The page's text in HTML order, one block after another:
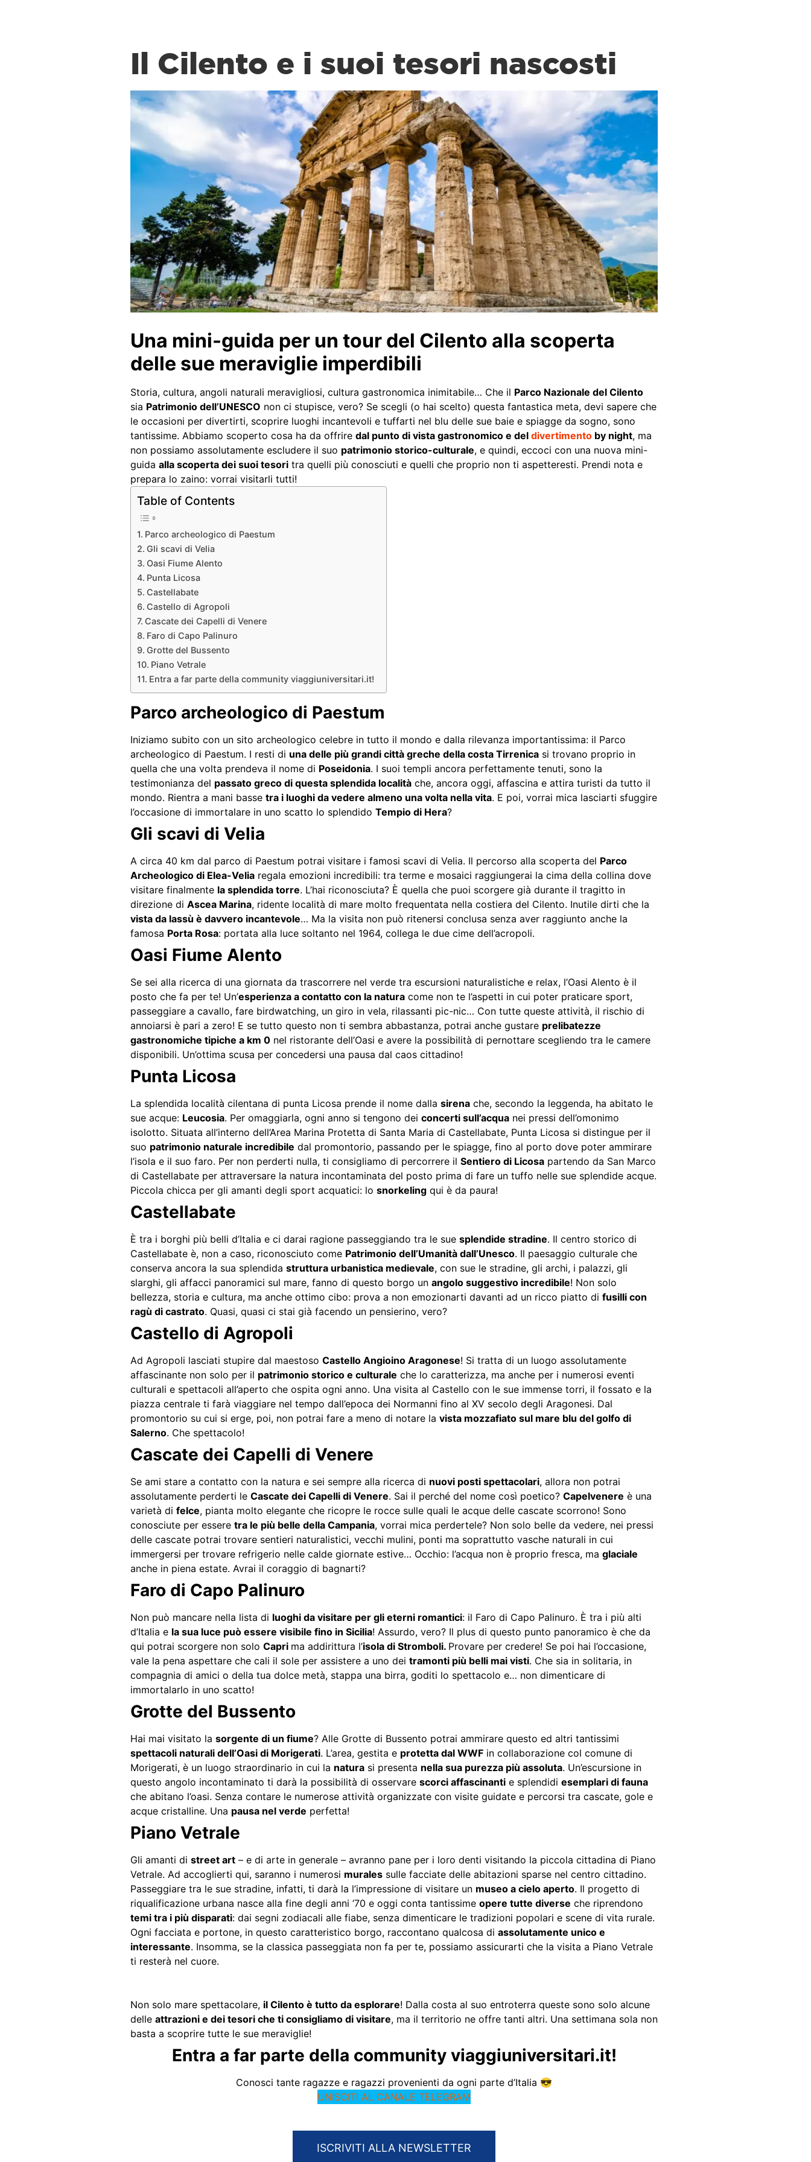
Il Cilento e i suoi tesori nascosti
Una mini-guida per un tour del Cilento alla scoperta
delle sue meraviglie imperdibili
Storia, cultura, angoli naturali meravigliosi, cultura gastronomica inimitabile… Che il Parco Nazionale del Cilento
sia Patrimonio dell’UNESCO non ci stupisce, vero? Se scegli (o hai scelto) questa fantastica meta, devi sapere che
le occasioni per divertirti, scoprire luoghi incantevoli e tuffarti nel blu delle sue baie e spiagge da sogno, sono
tantissime. Abbiamo scoperto cosa ha da offrire dal punto di vista gastronomico e del divertimento by night, ma
non possiamo assolutamente escludere il suo patrimonio storico-culturale, e quindi, eccoci con una nuova mini-
guida alla scoperta dei suoi tesori tra quelli più conosciuti e quelli che proprio non ti aspetteresti. Prendi nota e
prepara lo zaino: vorrai visitarli tutti!
Table of Contents
Parco archeologico di Paestum
Gli scavi di Velia
Oasi Fiume Alento
Punta Licosa
Castellabate
Castello di Agropoli
Cascate dei Capelli di Venere
Faro di Capo Palinuro
Grotte del Bussento
Piano Vetrale
Entra a far parte della community viaggiuniversitari.it!
Parco archeologico di Paestum
Iniziamo subito con un sito archeologico celebre in tutto il mondo e dalla rilevanza importantissima: il Parco
archeologico di Paestum. I resti di una delle più grandi città greche della costa Tirrenica si trovano proprio in
quella che una volta prendeva il nome di Poseidonia. I suoi templi ancora perfettamente tenuti, sono la
testimonianza del passato greco di questa splendida località che, ancora oggi, affascina e attira turisti da tutto il
mondo. Rientra a mani basse tra i luoghi da vedere almeno una volta nella vita. E poi, vorrai mica lasciarti sfuggire
l’occasione di immortalare in uno scatto lo splendido Tempio di Hera?
Gli scavi di Velia
A circa 40 km dal parco di Paestum potrai visitare i famosi scavi di Velia. Il percorso alla scoperta del Parco
Archeologico di Elea-Velia regala emozioni incredibili: tra terme e mosaici raggiungerai la cima della collina dove
visitare finalmente la splendida torre. L’hai riconosciuta? È quella che puoi scorgere già durante il tragitto in
direzione di Ascea Marina, ridente località di mare molto frequentata nella costiera del Cilento. Inutile dirti che la
vista da lassù è davvero incantevole… Ma la visita non può ritenersi conclusa senza aver raggiunto anche la
famosa Porta Rosa: portata alla luce soltanto nel 1964, collega le due cime dell’acropoli.
Oasi Fiume Alento
Se sei alla ricerca di una giornata da trascorrere nel verde tra escursioni naturalistiche e relax, l’Oasi Alento è il
posto che fa per te! Un’esperienza a contatto con la natura come non te l’aspetti in cui poter praticare sport,
passeggiare a cavallo, fare birdwatching, un giro in vela, rilassanti pic-nic… Con tutte queste attività, il rischio di
annoiarsi è pari a zero! E se tutto questo non ti sembra abbastanza, potrai anche gustare prelibatezze
gastronomiche tipiche a km 0 nel ristorante dell’Oasi e avere la possibilità di pernottare scegliendo tra le camere
disponibili. Un’ottima scusa per concedersi una pausa dal caos cittadino!
Punta Licosa
La splendida località cilentana di punta Licosa prende il nome dalla sirena che, secondo la leggenda, ha abitato le
sue acque: Leucosia. Per omaggiarla, ogni anno si tengono dei concerti sull’acqua nei pressi dell’omonimo
isolotto. Situata all’interno dell’Area Marina Protetta di Santa Maria di Castellabate, Punta Licosa si distingue per il
suo patrimonio naturale incredibile dal promontorio, passando per le spiagge, fino al porto dove poter ammirare
l’isola e il suo faro. Per non perderti nulla, ti consigliamo di percorrere il Sentiero di Licosa partendo da San Marco
di Castellabate per attraversare la natura incontaminata del posto prima di fare un tuffo nelle sue splendide acque.
Piccola chicca per gli amanti degli sport acquatici: lo snorkeling qui è da paura!
Castellabate
È tra i borghi più belli d’Italia e ci darai ragione passeggiando tra le sue splendide stradine. Il centro storico di
Castellabate è, non a caso, riconosciuto come Patrimonio dell’Umanità dall’Unesco. Il paesaggio culturale che
conserva ancora la sua splendida struttura urbanistica medievale, con sue le stradine, gli archi, i palazzi, gli
slarghi, gli affacci panoramici sul mare, fanno di questo borgo un angolo suggestivo incredibile! Non solo
bellezza, storia e cultura, ma anche ottimo cibo: prova a non emozionarti davanti ad un ricco piatto di fusilli con
ragù di castrato. Quasi, quasi ci stai già facendo un pensierino, vero?
Castello di Agropoli
Ad Agropoli lasciati stupire dal maestoso Castello Angioino Aragonese! Si tratta di un luogo assolutamente
affascinante non solo per il patrimonio storico e culturale che lo caratterizza, ma anche per i numerosi eventi
culturali e spettacoli all’aperto che ospita ogni anno. Una visita al Castello con le sue immense torri, il fossato e la
piazza centrale ti farà viaggiare nel tempo dall’epoca dei Normanni fino al XV secolo degli Aragonesi. Dal
promontorio su cui si erge, poi, non potrai fare a meno di notare la vista mozzafiato sul mare blu del golfo di
Salerno. Che spettacolo!
Cascate dei Capelli di Venere
Se ami stare a contatto con la natura e sei sempre alla ricerca di nuovi posti spettacolari, allora non potrai
assolutamente perderti le Cascate dei Capelli di Venere. Sai il perché del nome così poetico? Capelvenere è una
varietà di felce, pianta molto elegante che ricopre le rocce sulle quali le acque delle cascate scorrono! Sono
conosciute per essere tra le più belle della Campania, vorrai mica perdertele? Non solo belle da vedere, nei pressi
delle cascate potrai trovare sentieri naturalistici, vecchi mulini, ponti ma soprattutto vasche naturali in cui
immergersi per trovare refrigerio nelle calde giornate estive… Occhio: l’acqua non è proprio fresca, ma glaciale
anche in piena estate. Avrai il coraggio di bagnarti?
Faro di Capo Palinuro
Non può mancare nella lista di luoghi da visitare per gli eterni romantici: il Faro di Capo Palinuro. È tra i più alti
d’Italia e la sua luce può essere visibile fino in Sicilia! Assurdo, vero? Il plus di questo punto panoramico è che da
qui potrai scorgere non solo Capri ma addirittura l’isola di Stromboli. Provare per credere! Se poi hai l’occasione,
vale la pena aspettare che cali il sole per assistere a uno dei tramonti più belli mai visti. Che sia in solitaria, in
compagnia di amici o della tua dolce metà, stappa una birra, goditi lo spettacolo e… non dimenticare di
immortalarlo in uno scatto!
Grotte del Bussento
Hai mai visitato la sorgente di un fiume? Alle Grotte di Bussento potrai ammirare questo ed altri tantissimi
spettacoli naturali dell’Oasi di Morigerati. L’area, gestita e protetta dal WWF in collaborazione col comune di
Morigerati, è un luogo straordinario in cui la natura si presenta nella sua purezza più assoluta. Un’escursione in
questo angolo incontaminato ti darà la possibilità di osservare scorci affascinanti e splendidi esemplari di fauna
che abitano l’oasi. Senza contare le numerose attività organizzate con visite guidate e percorsi tra cascate, gole e
acque cristalline. Una pausa nel verde perfetta!
Piano Vetrale
Gli amanti di street art – e di arte in generale – avranno pane per i loro denti visitando la piccola cittadina di Piano
Vetrale. Ad accoglierti qui, saranno i numerosi murales sulle facciate delle abitazioni sparse nel centro cittadino.
Passeggiare tra le sue stradine, infatti, ti darà la l’impressione di visitare un museo a cielo aperto. Il progetto di
riqualificazione urbana nasce alla fine degli anni ’70 e oggi conta tantissime opere tutte diverse che riprendono
temi tra i più disparati: dai segni zodiacali alle fiabe, senza dimenticare le tradizioni popolari e scene di vita rurale.
Ogni facciata e portone, in questo caratteristico borgo, raccontano qualcosa di assolutamente unico e
interessante. Insomma, se la classica passeggiata non fa per te, possiamo assicurarti che la visita a Piano Vetrale
ti resterà nel cuore.
Non solo mare spettacolare, il Cilento è tutto da esplorare! Dalla costa al suo entroterra queste sono solo alcune
delle attrazioni e dei tesori che ti consigliamo di visitare, ma il territorio ne offre tanti altri. Una settimana sola non
basta a scoprire tutte le sue meraviglie!
Entra a far parte della community viaggiuniversitari.it!
Conosci tante ragazze e ragazzi provenienti da ogni parte d’Italia 😎
UNISCITI AL CANALE TELEGRAM
ISCRIVITI ALLA NEWSLETTER